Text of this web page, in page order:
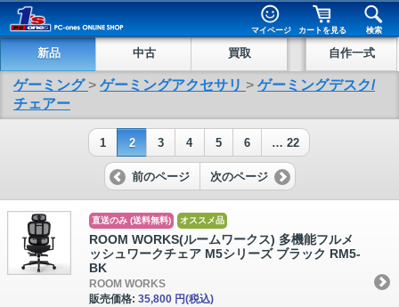
マイページ カートを見る 検索
新品 中古 買取 自作一式
ゲーミング > ゲーミングアクセサリ > ゲーミングデスク/
チェアー
1 2 3 4 5 6 … 22
前のページ 次のページ
直送のみ (送料無料) オススメ品
ROOM WORKS(ルームワークス) 多機能フルメ
ッシュワークチェア M5シリーズ ブラック RM5-
BK
ROOM WORKS
販売価格: 35,800 円(税込)